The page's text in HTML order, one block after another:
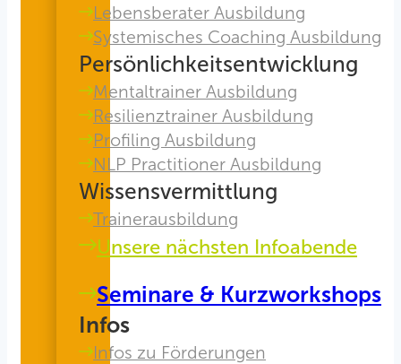
Lebensberater Ausbildung
Systemisches Coaching Ausbildung
Persönlichkeitsentwicklung
Mentaltrainer Ausbildung
Resilienztrainer Ausbildung
Profiling Ausbildung
NLP Practitioner Ausbildung
Wissensvermittlung
Trainerausbildung
Unsere nächsten Infoabende
Seminare & Kurzworkshops
Infos
Infos zu Förderungen